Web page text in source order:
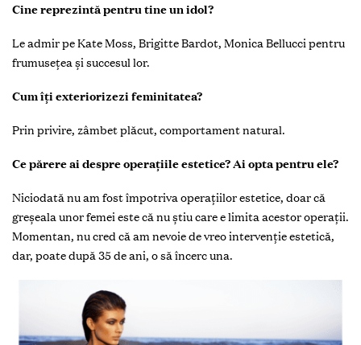
Cine reprezintă pentru tine un idol?
Le admir pe Kate Moss, Brigitte Bardot, Monica Bellucci pentru
frumusețea și succesul lor.
Cum îți exteriorizezi feminitatea?
Prin privire, zâmbet plăcut, comportament natural.
Ce părere ai despre operațiile estetice? Ai opta pentru ele?
Niciodată nu am fost împotriva operațiilor estetice, doar că
greșeala unor femei este că nu știu care e limita acestor operații.
Momentan, nu cred că am nevoie de vreo intervenție estetică,
dar, poate după 35 de ani, o să încerc una.